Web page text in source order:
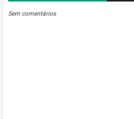
Sem comentários